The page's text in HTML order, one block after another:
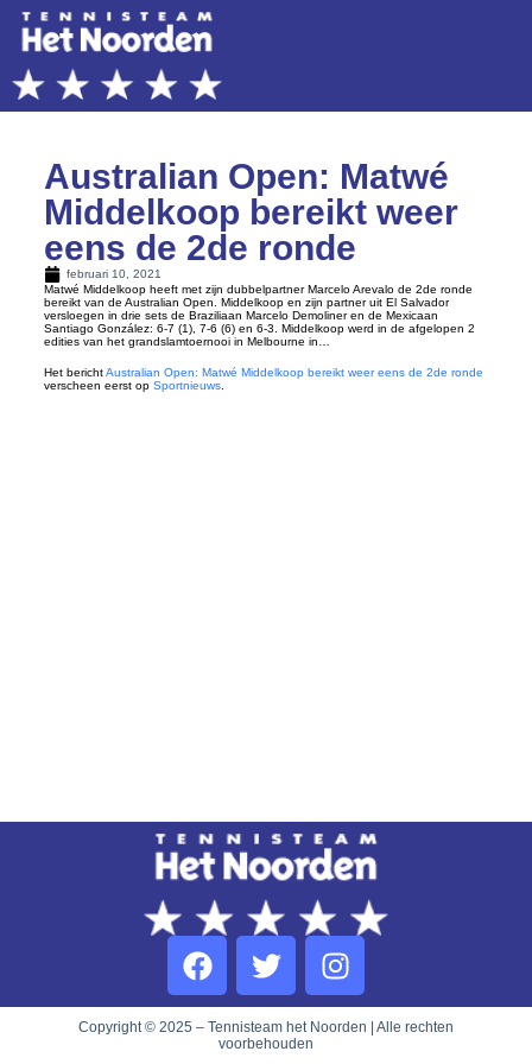
Australian Open: Matwé
Middelkoop bereikt weer
eens de 2de ronde
februari 10, 2021
Matwé Middelkoop heeft met zijn dubbelpartner Marcelo Arevalo de 2de ronde
bereikt van de Australian Open. Middelkoop en zijn partner uit El Salvador
versloegen in drie sets de Braziliaan Marcelo Demoliner en de Mexicaan
Santiago González: 6-7 (1), 7-6 (6) en 6-3. Middelkoop werd in de afgelopen 2
edities van het grandslamtoernooi in Melbourne in…
Het berichtAustralian Open: Matwé Middelkoop bereikt weer eens de 2de ronde
verscheen eerst op Sportnieuws.
Copyright © 2025 – Tennisteam het Noorden | Alle rechten
voorbehouden